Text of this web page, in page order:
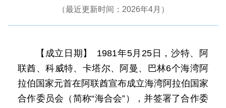
（最近更新时间：2026年4月）
【成立日期】 1981年5月25日，沙特、阿
联酋、科威特、卡塔尔、阿曼、巴林6个海湾阿
拉伯国家元首在阿联酋宣布成立海湾阿拉伯国家
合作委员会（简称“海合会”），并签署了合作委